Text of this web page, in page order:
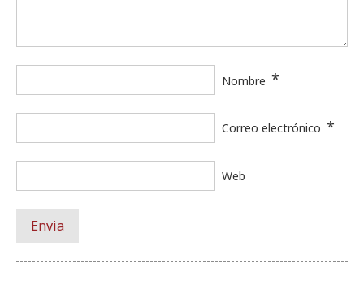
Nombre *
Correo electrónico *
Web